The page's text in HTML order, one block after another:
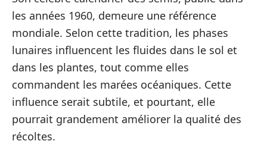
les années 1960, demeure une référence
mondiale. Selon cette tradition, les phases
lunaires influencent les fluides dans le sol et
dans les plantes, tout comme elles
commandent les marées océaniques. Cette
influence serait subtile, et pourtant, elle
pourrait grandement améliorer la qualité des
récoltes.